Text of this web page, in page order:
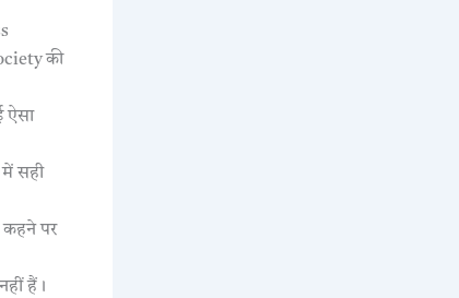
की
ऐसा
सही
कहने पर
हैं।